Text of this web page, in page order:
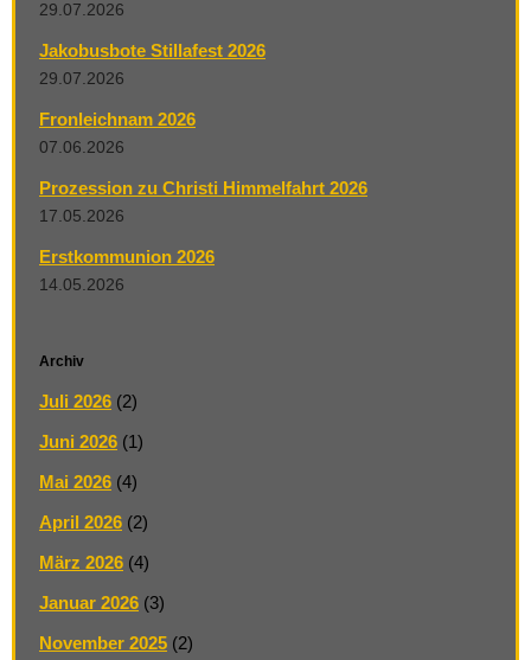
29.07.2026
Jakobusbote Stillafest 2026
29.07.2026
Fronleichnam 2026
07.06.2026
Prozession zu Christi Himmelfahrt 2026
17.05.2026
Erstkommunion 2026
14.05.2026
Archiv
Juli 2026 (2)
Juni 2026 (1)
Mai 2026 (4)
April 2026 (2)
März 2026 (4)
Januar 2026 (3)
November 2025 (2)